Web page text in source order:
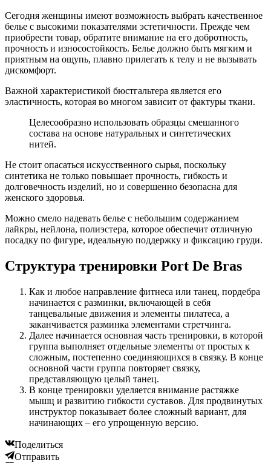
Сегодня женщины имеют возможность выбрать качественное
белье с высокими показателями эстетичности. Прежде чем
приобрести товар, обратите внимание на его добротность,
прочность и износостойкость. Белье должно быть мягким и
приятным на ощупь, плавно прилегать к телу и не вызывать
дискомфорт.
Важной характеристикой бюстгальтера является его
эластичность, которая во многом зависит от фактуры ткани.
Целесообразно использовать образцы смешанного
состава на основе натуральных и синтетических
нитей.
Не стоит опасаться искусственного сырья, поскольку
синтетика не только повышает прочность, гибкость и
долговечность изделий, но и совершенно безопасна для
женского здоровья.
Можно смело надевать белье с небольшим содержанием
лайкры, нейлона, полиэстера, которое обеспечит отличную
посадку по фигуре, идеальную поддержку и фиксацию груди.
Структура тренировки Port De Bras
Как и любое направление фитнеса или танец, пордебра
начинается с разминки, включающей в себя
танцевальные движения и элементы пилатеса, а
заканчивается разминка элементами стретчинга.
Далее начинается основная часть тренировки, в которой
группа выполняет отдельные элементы от простых к
сложным, постепенно соединяющихся в связку. В конце
основной части группа повторяет связку,
представляющую целый танец.
В конце тренировки уделяется внимание растяжке
мышц и развитию гибкости суставов. Для продвинутых
инструктор показывает более сложный вариант, для
начинающих – его упрощенную версию.
Поделиться
Отправить